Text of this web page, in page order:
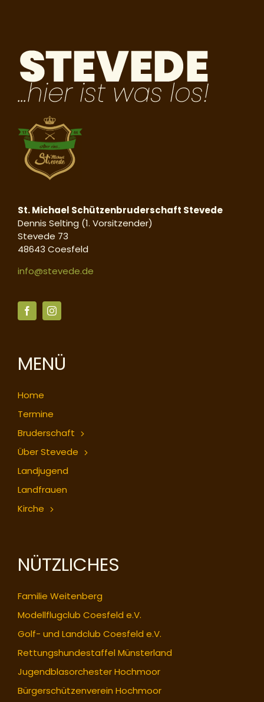
St. Michael Schützenbruderschaft Stevede
Dennis Selting (1. Vorsitzender)
Stevede 73
48643 Coesfeld
info@stevede.de
MENÜ
Home
Termine
Bruderschaft
Über Stevede
Landjugend
Landfrauen
Kirche
NÜTZLICHES
Familie Weitenberg
Modellflugclub Coesfeld e.V.
Golf- und Landclub Coesfeld e.V.
Rettungshundestaffel Münsterland
Jugendblasorchester Hochmoor
Bürgerschützenverein Hochmoor